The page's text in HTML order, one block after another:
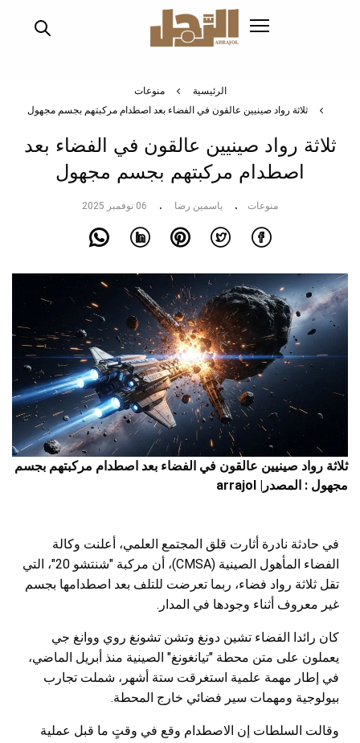
الرئيسية
منوعات
ثلاثة رواد صينيين عالقون في الفضاء بعد اصطدام مركبتهم بجسم مجهول
ثلاثة رواد صينيين عالقون في الفضاء بعد
اصطدام مركبتهم بجسم مجهول
منوعات ياسمين رضا 06 نوفمبر 2025
ثلاثة رواد صينيين عالقون في الفضاء بعد اصطدام مركبتهم بجسم
مجهول : المصدر| arrajol
في حادثة نادرة أثارت قلق المجتمع العلمي، أعلنت وكالة
الفضاء المأهول الصينية (CMSA)، أن مركبة "شنتشو 20"، التي
تقل ثلاثة رواد فضاء، ربما تعرضت للتلف بعد اصطدامها بجسم
غير معروف أثناء وجودها في المدار.
كان رائدا الفضاء تشين دونغ وتشن تشونغ روي ووانغ جي
يعملون على متن محطة "تيانغونغ" الصينية منذ أبريل الماضي،
في إطار مهمة علمية استغرقت ستة أشهر، شملت تجارب
بيولوجية ومهمات سير فضائي خارج المحطة.
وقالت السلطات إن الاصطدام وقع في وقتٍ ما قبل عملية